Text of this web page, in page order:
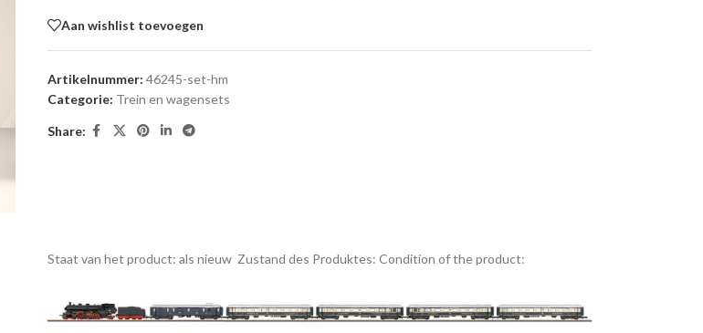
Aan wishlist toevoegen
Artikelnummer: 46245-set-hm
Categorie: Trein en wagensets
Share:
Staat van het product: als nieuw Zustand des Produktes: Condition of the product: